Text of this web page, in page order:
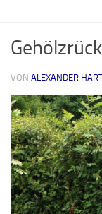
VON ALEXANDER